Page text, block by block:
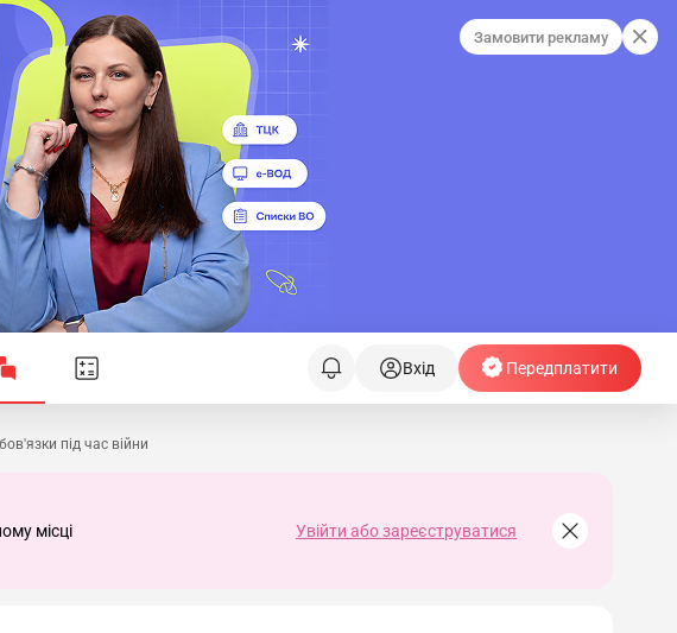
Замовити рекламу
Вхід Передплатити
під час війни
місці Увійти або зареєструватися